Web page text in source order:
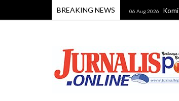
BREAKING NEWS
Perkuat Kebijakan Daerah 06 Aug 2026 Komisi I DPRD